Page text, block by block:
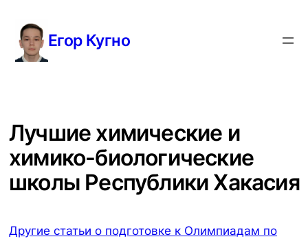
содержимому
Егор Кугно
Лучшие химические и
химико-биологические
школы Республики Хакасия
Другие статьи о подготовке к Олимпиадам по